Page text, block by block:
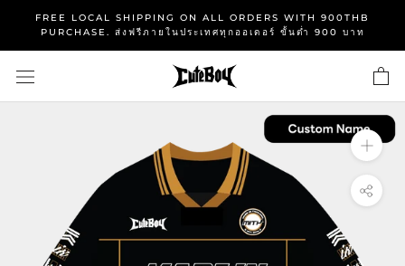
content
FREE LOCAL SHIPPING ON ALL ORDERS WITH 900THB
PURCHASE. ส่งฟรีภายในประเทศทุกออเดอร์ ขั้นต่ำ 900 บาท